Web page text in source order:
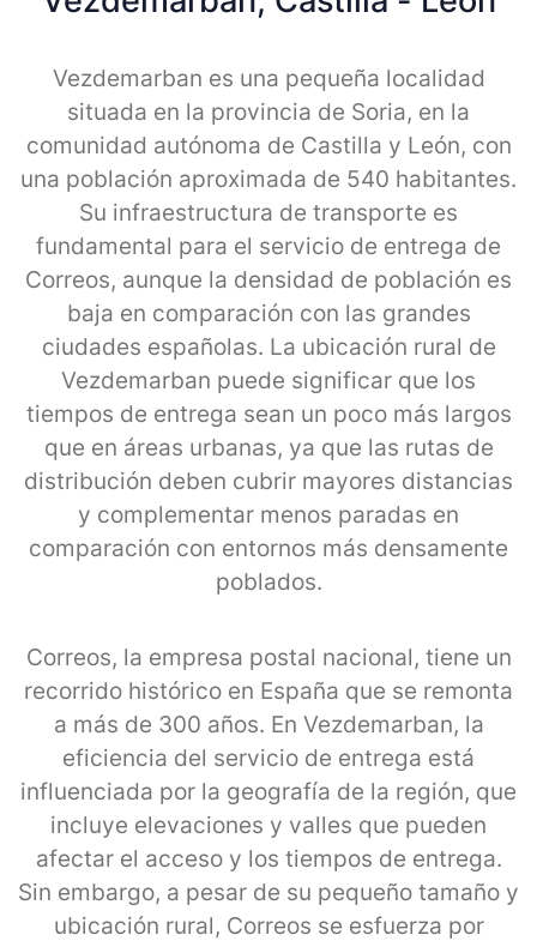
Vezdemarban es una pequeña localidad
situada en la provincia de Soria, en la
comunidad autónoma de Castilla y León, con
una población aproximada de 540 habitantes.
Su infraestructura de transporte es
fundamental para el servicio de entrega de
Correos, aunque la densidad de población es
baja en comparación con las grandes
ciudades españolas. La ubicación rural de
Vezdemarban puede significar que los
tiempos de entrega sean un poco más largos
que en áreas urbanas, ya que las rutas de
distribución deben cubrir mayores distancias
y complementar menos paradas en
comparación con entornos más densamente
poblados.
Correos, la empresa postal nacional, tiene un
recorrido histórico en España que se remonta
a más de 300 años. En Vezdemarban, la
eficiencia del servicio de entrega está
influenciada por la geografía de la región, que
incluye elevaciones y valles que pueden
afectar el acceso y los tiempos de entrega.
Sin embargo, a pesar de su pequeño tamaño y
ubicación rural, Correos se esfuerza por